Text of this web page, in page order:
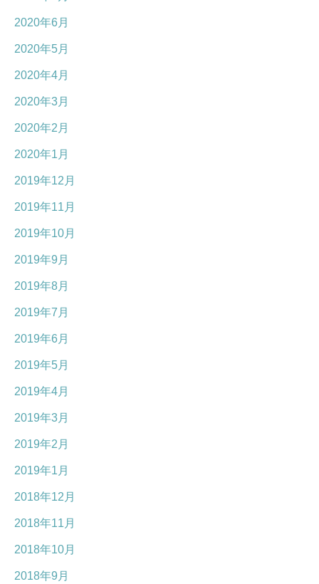
2020年6月
2020年5月
2020年4月
2020年3月
2020年2月
2020年1月
2019年12月
2019年11月
2019年10月
2019年9月
2019年8月
2019年7月
2019年6月
2019年5月
2019年4月
2019年3月
2019年2月
2019年1月
2018年12月
2018年11月
2018年10月
2018年9月